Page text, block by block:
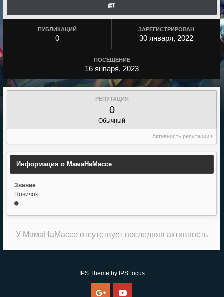
ПУБЛИКАЦИЙ
0
ЗАРЕГИСТРИРОВАН
30 января, 2022
ПОСЕЩЕНИЕ
16 января, 2023
РЕПУТАЦИЯ
0
Обычный
Активность репутации
Информация о МамаНаМассе
Звание
Новичок
У МамаНаМассе отсутствует последняя активность
IPS Theme by IPSFocus
Google